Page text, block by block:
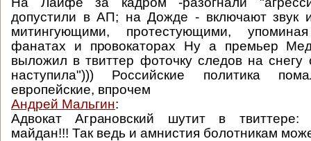
допустили в АП; на Дожде - включают звук
митингующими, протестующими,
фанатах и провокаторах Ну а премьер
выложил в твиттер фоточку следов на
наступила"))) Российские политика
европейские, впрочем
Андрей Мальгин:
Адвокат Аграновский шутит в твиттере:
майдан!!! Так ведь и амнистия болотникам